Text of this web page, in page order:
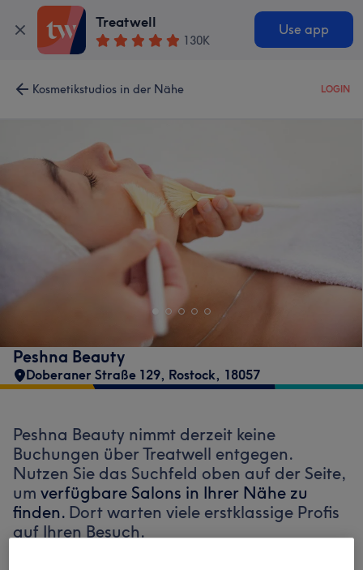
Treatwell
130K
Use app
Kosmetikstudios in der Nähe LOGIN
Peshna Beauty
Doberaner Straße 129, Rostock, 18057
Peshna Beauty nimmt derzeit keine
Buchungen über Treatwell entgegen.
Nutzen Sie das Suchfeld oben auf der Seite,
um verfügbare Salons in Ihrer Nähe zu
finden. Dort warten viele erstklassige Profis
auf Ihren Besuch.